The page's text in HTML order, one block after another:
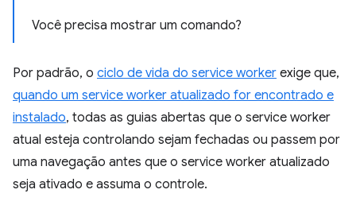
Você precisa mostrar um comando?
Por padrão, o ciclo de vida do service worker exige que,
quando um service worker atualizado for encontrado e
instalado, todas as guias abertas que o service worker
atual esteja controlando sejam fechadas ou passem por
uma navegação antes que o service worker atualizado
seja ativado e assuma o controle.